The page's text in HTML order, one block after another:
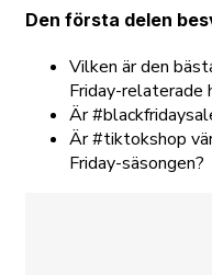
Den första delen
Vilken är den
Friday-relaterade
Är
Är #tiktokshop
Friday-säsongen?